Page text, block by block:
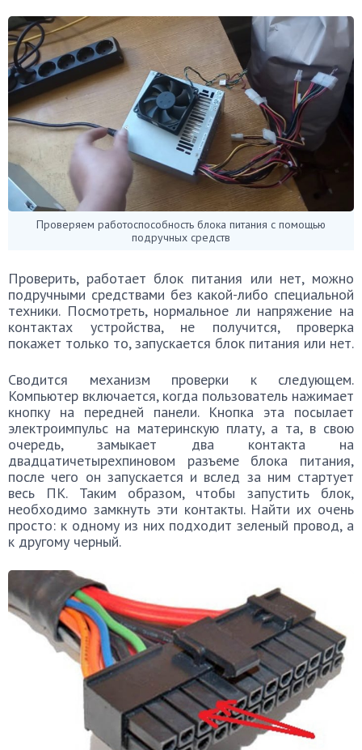
Проверяем работоспособность блока питания с помощью
подручных средств
Проверить, работает блок питания или нет, можно
подручными средствами без какой-либо специальной
техники. Посмотреть, нормальное ли напряжение на
контактах устройства, не получится, проверка
покажет только то, запускается блок питания или нет.
Сводится механизм проверки к следующем.
Компьютер включается, когда пользователь нажимает
кнопку на передней панели. Кнопка эта посылает
электроимпульс на материнскую плату, а та, в свою
очередь, замыкает два контакта на
двадцатичетырехпиновом разъеме блока питания,
после чего он запускается и вслед за ним стартует
весь ПК. Таким образом, чтобы запустить блок,
необходимо замкнуть эти контакты. Найти их очень
просто: к одному из них подходит зеленый провод, а
к другому черный.